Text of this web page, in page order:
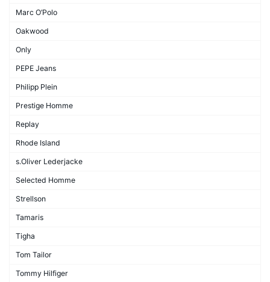
Marc O’Polo
Oakwood
Only
PEPE Jeans
Philipp Plein
Prestige Homme
Replay
Rhode Island
s.Oliver Lederjacke
Selected Homme
Strellson
Tamaris
Tigha
Tom Tailor
Tommy Hilfiger